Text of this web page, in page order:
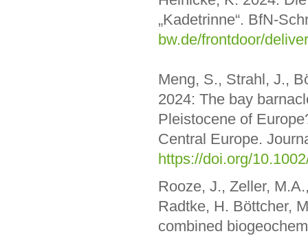
„Kadetrinne“. BfN-
bw.de/frontdoor/
Meng, S., Strahl, J.,
2024: The bay
Pleistocene of
Central Europe.
https://doi.org/
Rooze, J., Zeller,
Radtke, H. Böttcher,
combined